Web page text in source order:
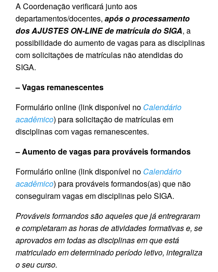
A Coordenação verificará junto aos
departamentos/docentes,após o processamento
dos AJUSTES ON-LINE de matrícula do SIGA, a
possibilidade do aumento de vagas para as disciplinas
com solicitações de matrículas não atendidas do
SIGA.
– Vagas remanescentes
Formulário online (link disponível no Calendário
acadêmico) para solicitação de matrículas em
disciplinas com vagas remanescentes.
– Aumento de vagas para prováveis formandos
Formulário online (link disponível no Calendário
acadêmico) para prováveis formandos(as) que não
conseguiram vagas em disciplinas pelo SIGA.
Prováveis formandos são aqueles que já entregraram
e completaram as horas de atividades formativas e, se
aprovados em todas as disciplinas em que está
matriculado em determinado período letivo, integraliza
o seu curso.